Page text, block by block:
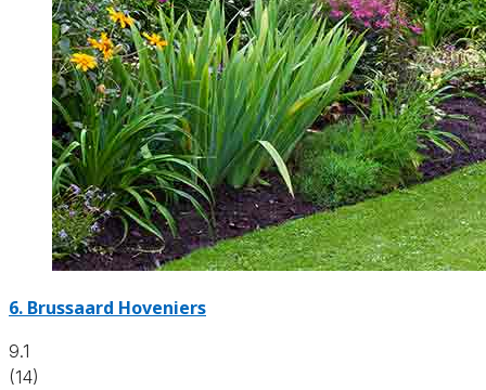
6. Brussaard Hoveniers
9.1
(14)